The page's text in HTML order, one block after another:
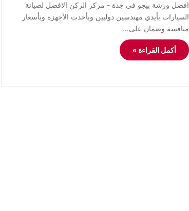
افضل ورشة بيجو في جدة - مركز الركن الافضل لصيانة
السيارات بأيدي مهندسين دوليين وبأحدث الأجهزة وبأسعار
منافسة وضمان على…
أكمل القراءة »